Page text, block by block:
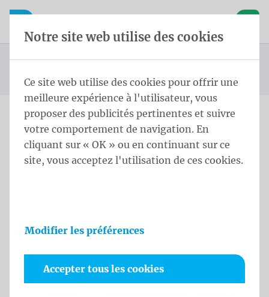
Skip content
Sauter la sélection de la langue
Ouvrir la navigation mobile
Vous êtes ici :
Calicots
Calicots 50x200 cm PVC Frontlit rings every 50cm
Calicots 50x200 cm PVC
Frontlit rings every 50cm
Notre site web utilise des cookies
Ce site web utilise des cookies pour offrir une
meilleure expérience à l'utilisateur, vous
proposer des publicités pertinentes et suivre
votre comportement de navigation. En
cliquant sur « OK » ou en continuant sur ce
site, vous acceptez l'utilisation de ces cookies.
Modifier les préférences
Accepter tous les cookies